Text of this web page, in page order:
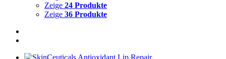
Zeige 24 Produkte
Zeige 36 Produkte